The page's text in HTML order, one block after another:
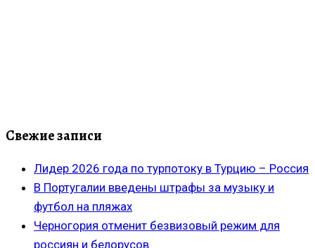
Свежие записи
Лидер 2026 года по турпотоку в Турцию – Россия
В Португалии введены штрафы за музыку и
футбол на пляжах
Черногория отменит безвизовый режим для
россиян и белорусов